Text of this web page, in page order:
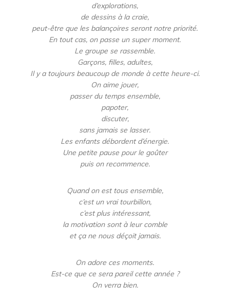
d’explorations,
de dessins à la craie,
peut-être que les balançoires seront notre priorité.
En tout cas, on passe un super moment.
Le groupe se rassemble.
Garçons, filles, adultes,
Il y a toujours beaucoup de monde à cette heure-ci.
On aime jouer,
passer du temps ensemble,
papoter,
discuter,
sans jamais se lasser.
Les enfants débordent d’énergie.
Une petite pause pour le goûter
puis on recommence.
Quand on est tous ensemble,
c’est un vrai tourbillon,
c’est plus intéressant,
la motivation sont à leur comble
et ça ne nous déçoit jamais.
On adore ces moments.
Est-ce que ce sera pareil cette année ?
On verra bien.